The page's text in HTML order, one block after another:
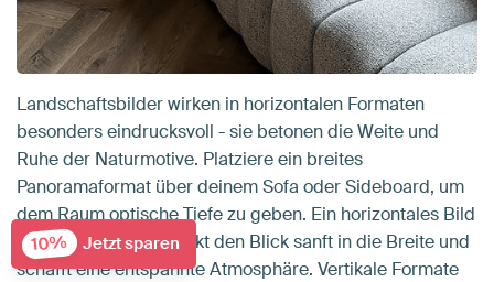
Landschaftsbilder wirken in horizontalen Formaten
besonders eindrucksvoll - sie betonen die Weite und
Ruhe der Naturmotive. Platziere ein breites
Panoramaformat über deinem Sofa oder Sideboard, um
dem Raum optische Tiefe zu geben. Ein horizontales Bild
über dem Esstisch lenkt den Blick sanft in die Breite und
schafft eine entspannte Atmosphäre. Vertikale Formate
10% Jetzt sparen